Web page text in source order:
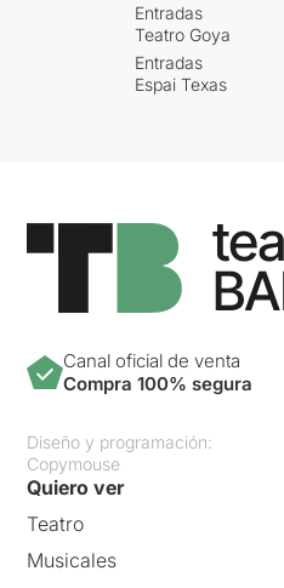
Entradas
Teatro Goya
Entradas
Espai Texas
Canal oficial de venta
Compra 100% segura
Diseño y programación:
Copymouse
Quiero ver
Teatro
Musicales